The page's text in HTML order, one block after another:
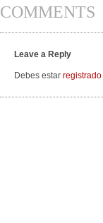
COMMENTS
Leave a Reply
Debes estar registrado